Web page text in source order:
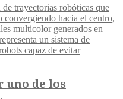
uno de los